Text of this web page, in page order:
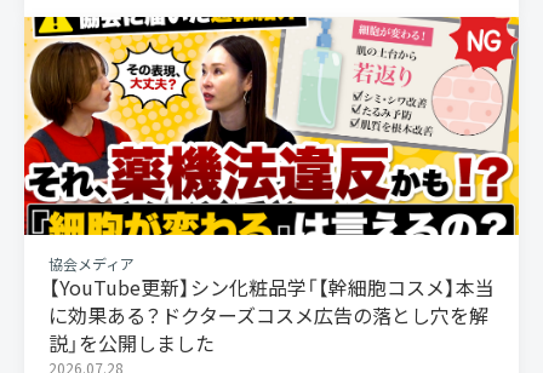
協会メディア
【YouTube更新】シン化粧品学「【幹細胞コスメ】本当
に効果ある？ドクターズコスメ広告の落とし穴を解
説」を公開しました
2026.07.28